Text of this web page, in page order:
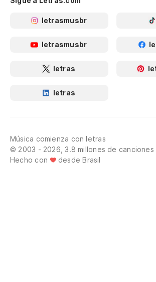
letrasmusbr
letrasmusbr
letras
letras
Música comienza con letras
© 2003 - 2026, 3.8 millones de canciones
Hecho con
desde Brasil